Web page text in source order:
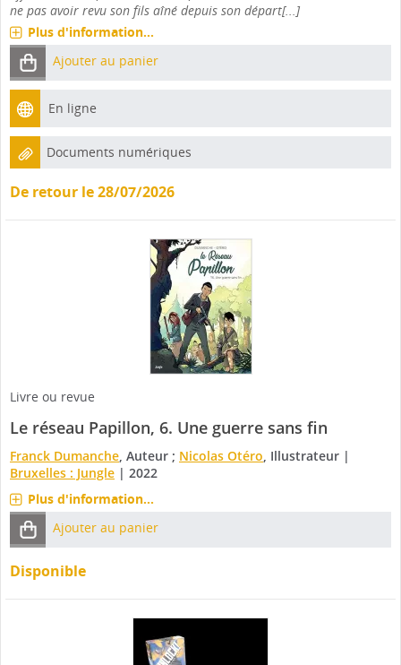
ne pas avoir revu son fils aîné depuis son départ[...]
Plus d'information...
Ajouter au panier
En ligne
Documents numériques
De retour le 28/07/2026
Livre ou revue
Le réseau Papillon, 6. Une guerre sans fin
Franck Dumanche, Auteur ; Nicolas Otéro, Illustrateur |
Bruxelles : Jungle | 2022
Plus d'information...
Ajouter au panier
Disponible